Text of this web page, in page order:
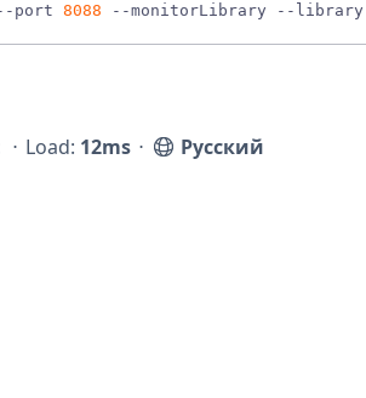
port
8088 --monitorLibrary --library
⋅ Load: 12ms ⋅ Русский